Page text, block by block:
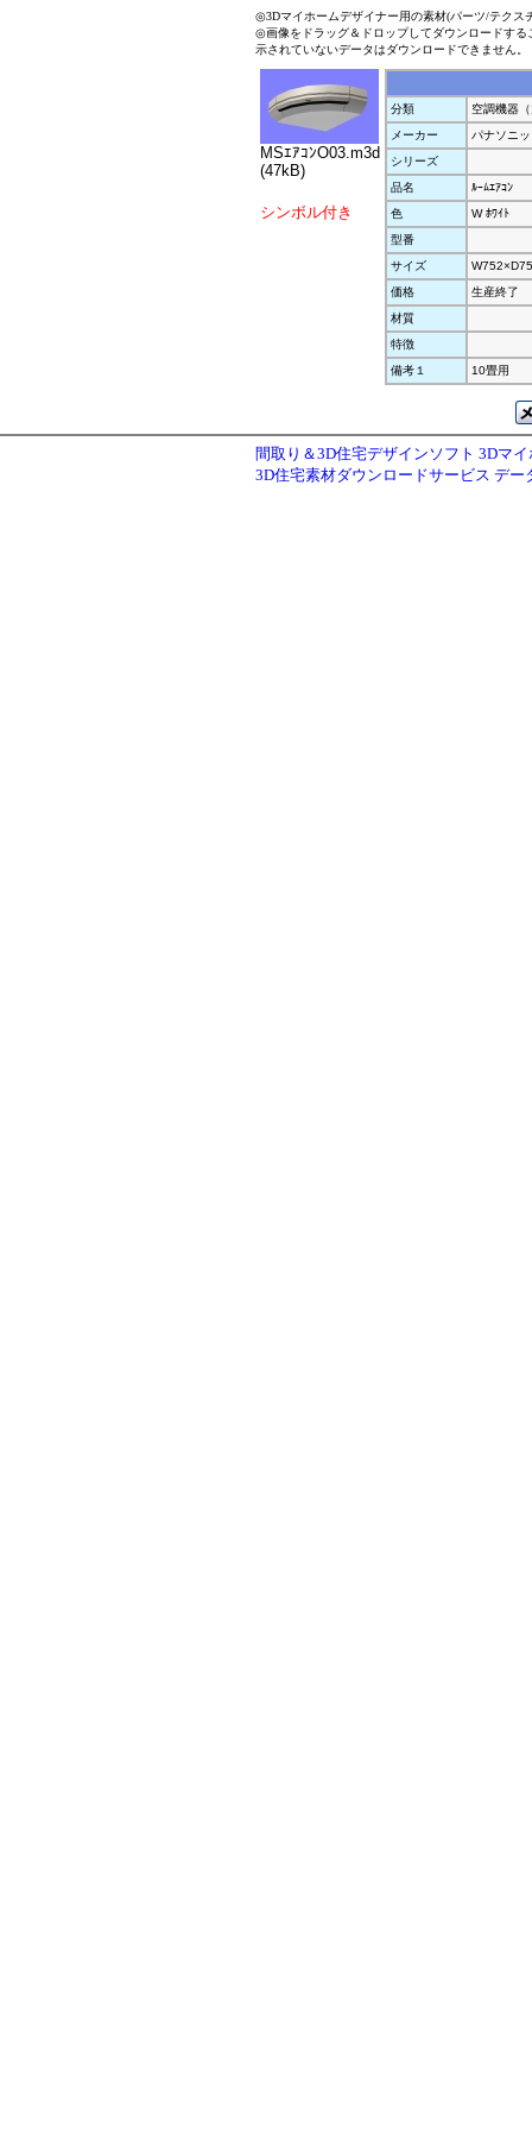
◎3Dマイホームデザイナー用の素材(パーツ/テクス
◎画像をドラッグ＆ドロップしてダウンロードす
示されていないデータはダウンロードできません。
MSｴｱｺﾝO03.m3d
(47kB)
シンボル付き
分類
空調機器
メーカー
パナソニ
シリーズ
品名
ﾙｰﾑｴｱｺﾝ
色
W ﾎﾜｲﾄ
型番
サイズ
価格
生産終了
材質
特徴
備考１
10畳用
間取り＆3D住宅デザインソフト 3Dマ
3D住宅素材ダウンロードサービス デー